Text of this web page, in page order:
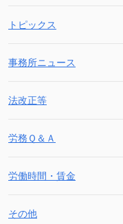
トピックス
事務所ニュース
法改正等
労務Ｑ＆Ａ
労働時間・賃金
その他